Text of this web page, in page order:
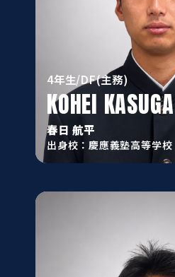
4年生/DF(主務)
KOHEI KASUGA
春日 航平
出身校：慶應義塾高等学校